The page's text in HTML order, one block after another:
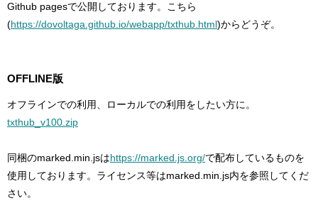
Github pagesで公開しております。こちら
(https://dovoltaga.github.io/webapp/txthub.html)からどうぞ。
OFFLINE版
オフラインでの利用、ローカルでの利用をしたい方に。
txthub_v100.zip
同梱のmarked.min.jsはhttps://marked.js.org/で配布しているものを
使用しております。ライセンス等はmarked.min.js内を参照してくだ
さい。